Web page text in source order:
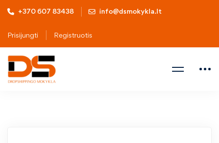
+370 607 83438 info@dsmokykla.lt
Prisijungti Registruotis